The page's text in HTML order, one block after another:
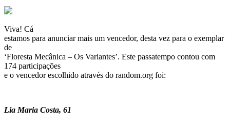
Viva! Cá
estamos para anunciar mais um vencedor, desta vez para o exemplar
de
‘Floresta Mecânica – Os Variantes’. Este passatempo contou com
174 participações
e o vencedor escolhido através do random.org foi:
Lia Maria Costa, 61